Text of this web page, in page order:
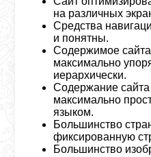
на различных
Средства
и понятны.
Содержимое сайта
максимально
иерархически.
Содержание
максимально
языком.
Большинство
фиксированную
Большинство